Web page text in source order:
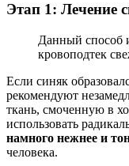
Этап 1: Лечение
Данный способ
кровоподтек
Если синяк
рекомендуют
ткань, смоченную в
использовать
намного нежнее и
человека.